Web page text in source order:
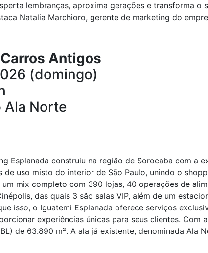
lembranças, aproxima gerações e transforma o
Natalia Marchioro, gerente de marketing do
Antigos
(domingo)
Ala Norte
Esplanada construiu na região de Sorocaba com a
de uso misto do interior de São Paulo, unindo o
mix completo com 390 lojas, 40 operações de
das quais 3 são salas VIP, além de um
isso, o Iguatemi Esplanada oferece serviços
experiências únicas para seus clientes. Com
de 63.890 m². A ala já existente, denominada Ala